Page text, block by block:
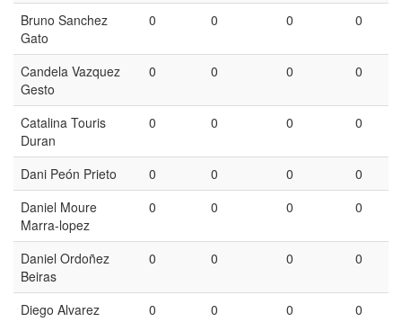
Bruno Sanchez
Gato
0 0 0 0
Candela Vazquez
Gesto
0 0 0 0
Catalina Touris
Duran
0 0 0 0
Dani Peón Prieto 0 0 0
0
Daniel Moure
Marra-lopez
0 0 0 0
Daniel Ordoñez
Beiras
0 0 0 0
Diego Alvarez
0 0 0 0